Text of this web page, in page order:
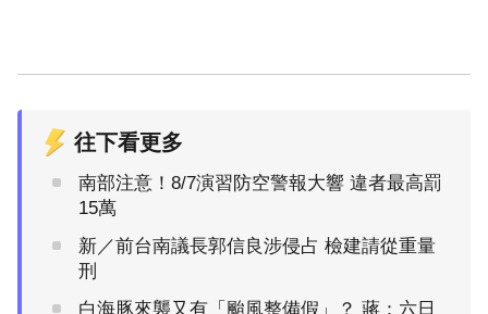
往下看更多
南部注意！8/7演習防空警報大響 違者最高罰
15萬
新／前台南議長郭信良涉侵占 檢建請從重量
刑
白海豚來襲又有「颱風整備假」？ 蔣：六日